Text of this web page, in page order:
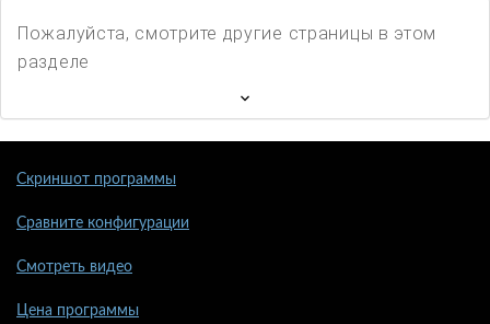
Пожалуйста, смотрите другие страницы в этом
разделе
Скриншот программы
Сравните конфигурации
Смотреть видео
Цена программы